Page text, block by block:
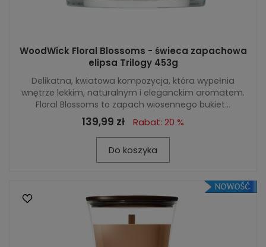
WoodWick Floral Blossoms - świeca zapachowa
elipsa Trilogy 453g
Delikatna, kwiatowa kompozycja, która wypełnia
wnętrze lekkim, naturalnym i eleganckim aromatem.
Floral Blossoms to zapach wiosennego bukiet...
139,99 zł Rabat: 20 %
Do koszyka